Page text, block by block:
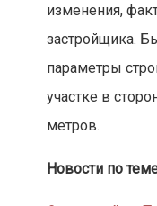
изменения,
застройщика.
параметры
участке в
метров.
Новости по